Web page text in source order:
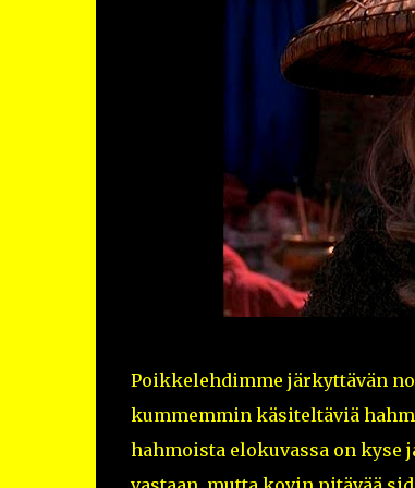
Poikkelehdimme järkyttävän
kummemmin käsiteltäviä
hahmoista elokuvassa on